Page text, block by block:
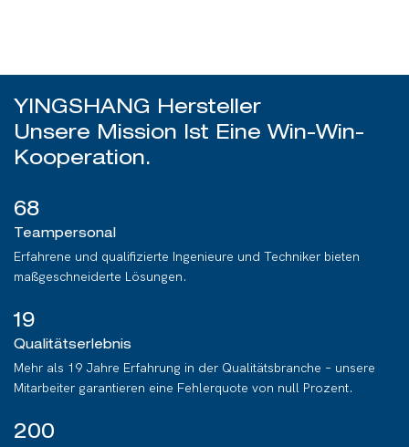
YINGSHANG Hersteller
Unsere Mission Ist Eine Win-Win-
Kooperation.
68
Teampersonal
Erfahrene und qualifizierte Ingenieure und Techniker bieten
maßgeschneiderte Lösungen.
19
Qualitätserlebnis
Mehr als 19 Jahre Erfahrung in der Qualitätsbranche – unsere
Mitarbeiter garantieren eine Fehlerquote von null Prozent.
200